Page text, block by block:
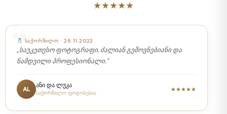
★★★★★
ᲡᲐᲥᲝᲠᲬᲘᲚᲝ · 26.11.2022
„საუკეთესო ფოტოგრაფი, ძალიან გემოვნებიანი და
ნამდვილი პროფესიონალი."
AL ანი და ლუკა
საქორწილო ფოტოსესია
★★★★★